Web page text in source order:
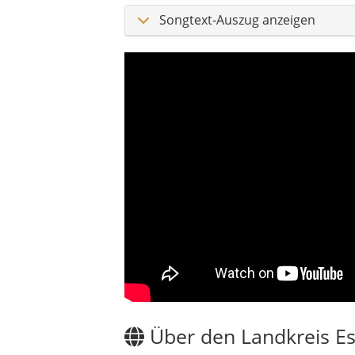
alten Siedlungshügeln, in Erzählungen
gleichzeitig ein Platz, an dem man noch
nehmen. Ein inoffizielles Motto könnte